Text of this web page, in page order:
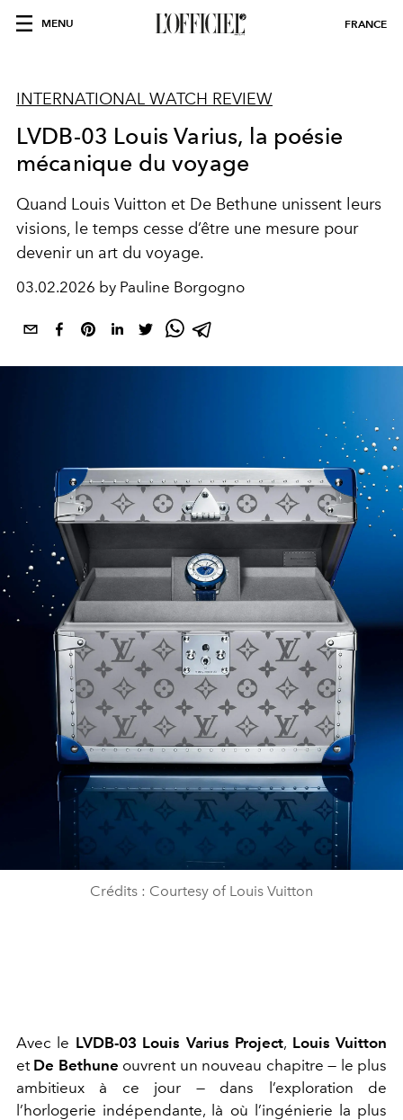
MENU FRANCE
INTERNATIONAL WATCH REVIEW
LVDB-03 Louis Varius, la poésie
mécanique du voyage
Quand Louis Vuitton et De Bethune unissent leurs
visions, le temps cesse d’être une mesure pour
devenir un art du voyage.
03.02.2026 by Pauline Borgogno
Crédits : Courtesy of Louis Vuitton
Avec le LVDB-03 Louis Varius Project, Louis Vuitton
et De Bethune ouvrent un nouveau chapitre — le plus
ambitieux à ce jour — dans l’exploration de
l’horlogerie indépendante, là où l’ingénierie la plus